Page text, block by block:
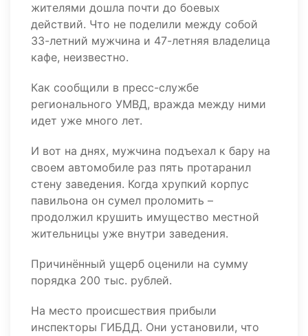
жителями дошла почти до боевых
действий. Что не поделили между собой
33-летний мужчина и 47-летняя владелица
кафе, неизвестно.
Как сообщили в пресс-службе
регионального УМВД, вражда между ними
идет уже много лет.
И вот на днях, мужчина подъехал к бару на
своем автомобиле раз пять протаранил
стену заведения. Когда хрупкий корпус
павильона он сумел проломить –
продолжил крушить имущество местной
жительницы уже внутри заведения.
Причинённый ущерб оценили на сумму
порядка 200 тыс. рублей.
На место происшествия прибыли
инспекторы ГИБДД. Они установили, что